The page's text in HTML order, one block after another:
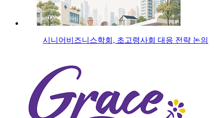
시니어비즈니스학회, 초고령사회 대응 전략 논의